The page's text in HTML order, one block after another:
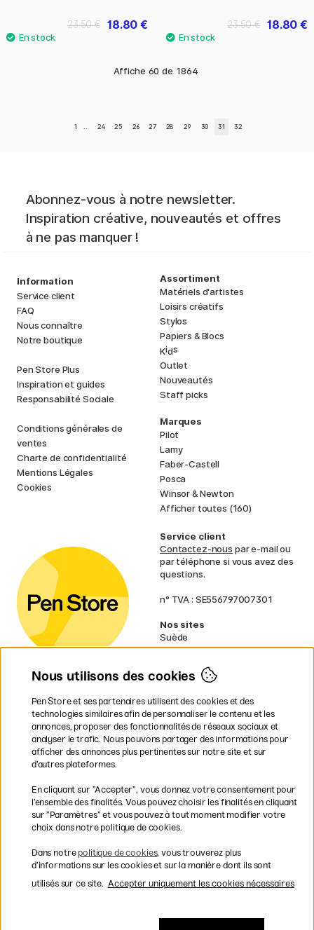
18.80 €
23.50 € 18.80 €
23.50 €
Affiche 60 de 1864
1 24 25 26 27 28 29 30 31 32
Abonnez-vous à notre newsletter.
Inspiration créative, nouveautés et offres
à ne pas manquer !
Information
Service client
FAQ
Nous connaître
Notre boutique
Pen Store Plus
Inspiration et guides
Responsabilité Sociale
Conditions générales de
ventes
Charte de confidentialité
Mentions Légales
Cookies
Assortiment
Matériels d'artistes
Loisirs créatifs
Stylos
Papiers & Blocs
Kids
Outlet
Nouveautés
Staff picks
Marques
Pilot
Lamy
Faber-Castell
Posca
Winsor & Newton
Afficher toutes (160)
Service client
Contactez-nous par e-mail ou
par téléphone si vous avez des
questions.
n° TVA : SE556797007301
Nos sites
Suède
Norvège
Finlande
Irlande
Pays-Bas
Royaume-Uni
UE
volumineux.
Les modes de paiement
Nous utilisons des cookies
Pen Store et ses partenaires utilisent des cookies et des
technologies similaires afin de personnaliser le contenu et les
annonces, proposer des fonctionnalités de réseaux sociaux et
analyser le trafic. Nous pouvons partager des informations pour
afficher des annonces plus pertinentes sur notre site et sur
d’autres plateformes.
En cliquant sur ”Accepter”, vous donnez votre consentement pour
l’ensemble des finalités. Vous pouvez choisir les finalités en cliquant
sur ”Paramètres” et vous pouvez à tout moment modifier votre
choix dans notre politique de cookies.
Dans notre politique de cookies, vous trouverez plus
d’informations sur les cookies et sur la manière dont ils sont
utilisés sur ce site. Accepter uniquement les cookies nécessaires